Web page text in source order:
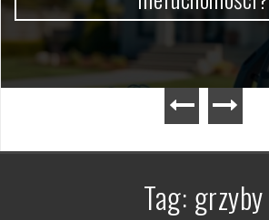
Tag: grzyby